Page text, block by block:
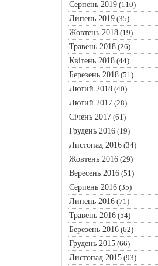
Серпень 2019(110)
Липень 2019(35)
Жовтень 2018(19)
Травень 2018(26)
Квітень 2018(44)
Березень 2018(51)
Лютий 2018(40)
Лютий 2017(28)
Січень 2017(61)
Грудень 2016(19)
Листопад 2016(34)
Жовтень 2016(29)
Вересень 2016(51)
Серпень 2016(35)
Липень 2016(71)
Травень 2016(54)
Березень 2016(62)
Грудень 2015(66)
Листопад 2015(93)